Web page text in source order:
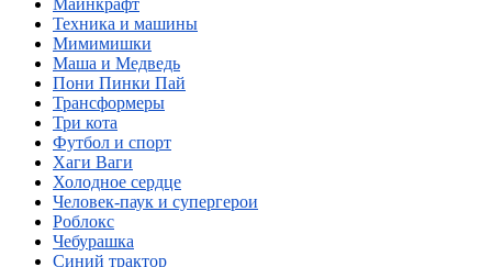
Майнкрафт
Техника и машины
Мимимишки
Маша и Медведь
Пони Пинки Пай
Трансформеры
Три кота
Футбол и спорт
Хаги Ваги
Холодное сердце
Человек-паук и супергерои
Роблокс
Чебурашка
Синий трактор